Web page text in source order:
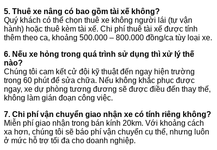
5. Thuê xe nâng có bao gồm tài xế không?
Quý khách có thể chọn thuê xe không người lái (tự vận
hành) hoặc thuê kèm tài xế. Chi phí thuê tài xế được tính
thêm theo ca, khoảng 500.000 – 800.000 đồng/ca tùy loại xe.
6. Nếu xe hỏng trong quá trình sử dụng thì xử lý thế
nào?
Chúng tôi cam kết cử đội kỹ thuật đến ngay hiện trường
trong 60 phút để sửa chữa. Nếu không khắc phục được
ngay, xe dự phòng tương đương sẽ được điều đến thay thế,
không làm gián đoạn công việc.
7. Chi phí vận chuyển giao nhận xe có tính riêng không?
Miễn phí giao nhận trong bán kính 20km. Với khoảng cách
xa hơn, chúng tôi sẽ báo phí vận chuyển cụ thể, nhưng luôn
ở mức hỗ trợ tối đa cho doanh nghiệp.